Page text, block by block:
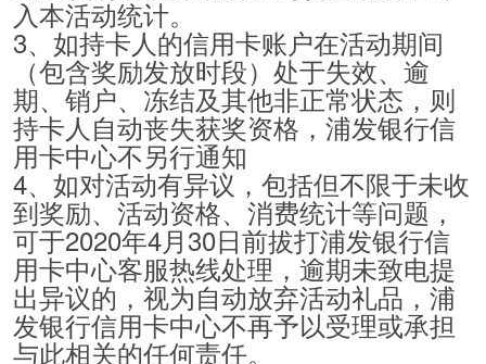
入本活动统计。
3、如持卡人的信用卡账户在活动期间
（包含奖励发放时段）处于失效、逾
期、销户、冻结及其他非正常状态，则
持卡人自动丧失获奖资格，浦发银行信
用卡中心不另行通知
4、如对活动有异议，包括但不限于未收
到奖励、活动资格、消费统计等问题，
可于2020年4月30日前拔打浦发银行信
用卡中心客服热线处理，逾期未致电提
出异议的，视为自动放弃活动礼品，浦
发银行信用卡中心不再予以受理或承担
与此相关的任何责任。